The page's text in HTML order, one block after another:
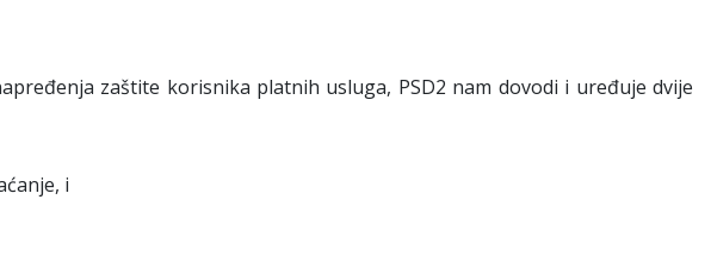
zaštite korisnika platnih usluga, PSD2 nam dovodi i uređuje dvije
i